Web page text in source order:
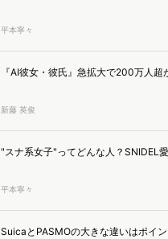
平本寧々
『AI彼女・彼氏』急拡大で200万人
新藤 英俊
"スナ系女子"ってどんな人？SNIDEL
平本寧々
SuicaとPASMOの大きな違いはポイ